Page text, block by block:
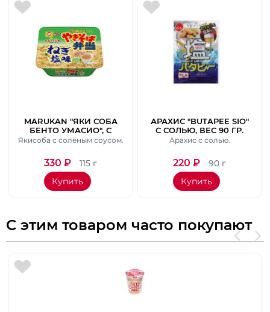
MARUKAN "ЯКИ СОБА
БЕНТО УМАСИО", С
АРАМАТОМ СОЛЬЮ И
ВЕС 115 ГР.
Якисоба с соленым соусом.
330 ₽
115 г
Купить
АРАХИС "BUTAPEE SIO"
С СОЛЬЮ, ВЕС 90 ГР.
Арахис с солью.
220 ₽
90 г
Купить
С этим товаром часто покупают